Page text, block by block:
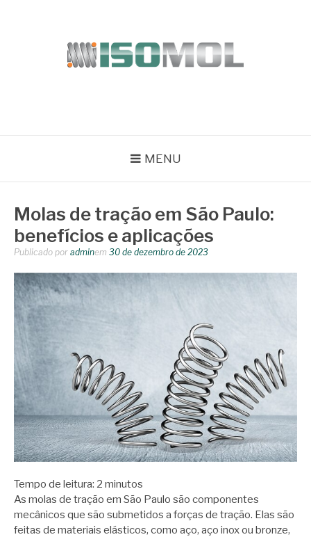
MENU
Molas de tração em São Paulo:
benefícios e aplicações
Publicado por adminem 30 de dezembro de 2023
Tempo de leitura: 2 minutos
As molas de tração em São Paulo são componentes
mecânicos que são submetidos a forças de tração. Elas são
feitas de materiais elásticos, como aço, aço inox ou bronze,